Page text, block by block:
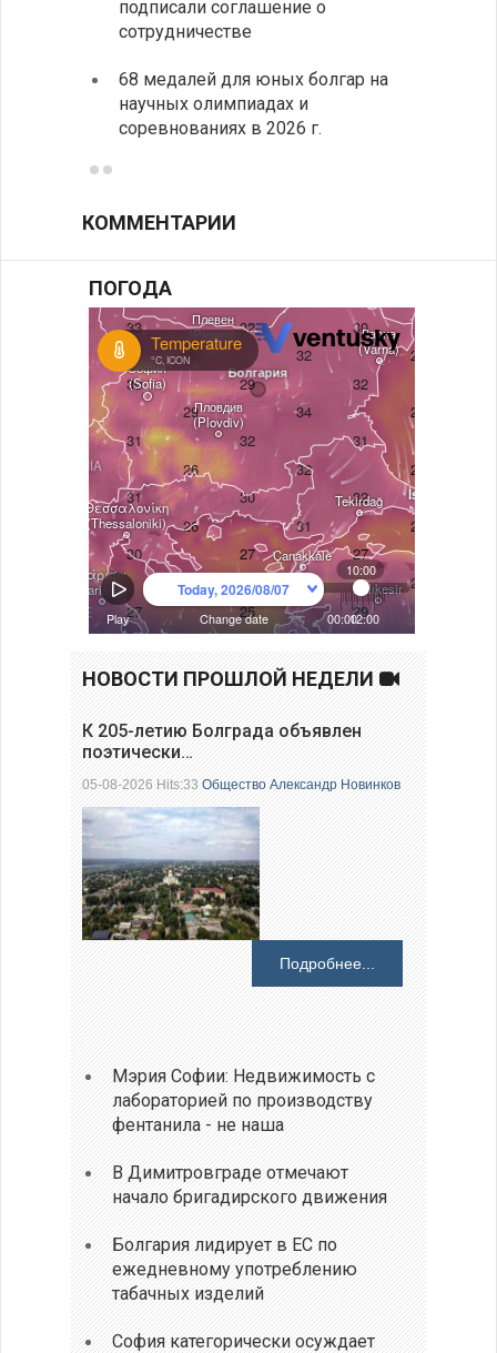
подписали соглашение о
сотрудничестве
68 медалей для юных болгар на
научных олимпиадах и
соревнованиях в 2026 г.
КОММЕНТАРИИ
ПОГОДА
НОВОСТИ ПРОШЛОЙ НЕДЕЛИ
К 205-летию Болграда объявлен
поэтически…
05-08-2026 Hits:33Общество Александр Новинков
Подробнее...
Мэрия Софии: Недвижимость с
лабораторией по производству
фентанила - не наша
В Димитровграде отмечают
начало бригадирского движения
Болгария лидирует в ЕС по
ежедневному употреблению
табачных изделий
София категорически осуждает